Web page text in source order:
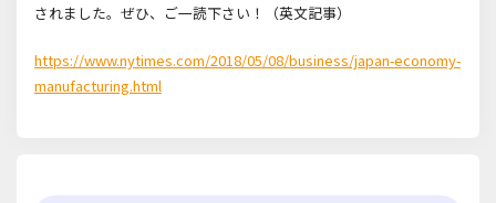
されました。ぜひ、ご一読下さい！（英文記事）
https://www.nytimes.com/2018/05/08/business/japan-economy-
manufacturing.html